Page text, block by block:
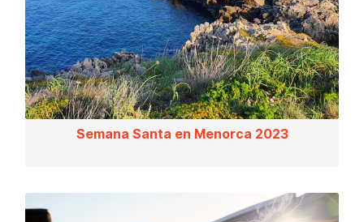
Semana Santa en Menorca 2023